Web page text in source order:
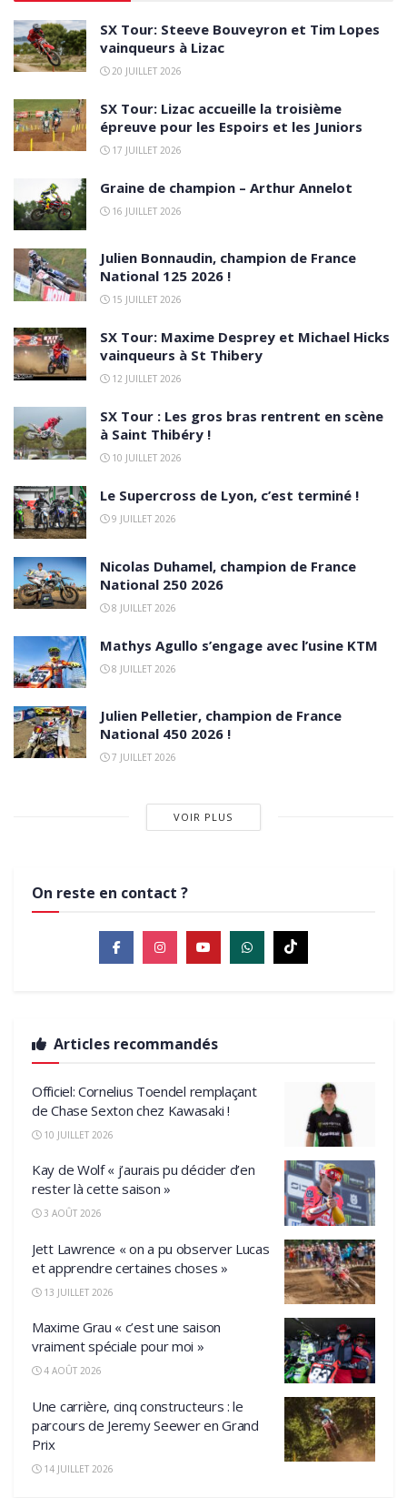
SX Tour: Steeve Bouveyron et Tim Lopes
vainqueurs à Lizac
20 JUILLET 2026
SX Tour: Lizac accueille la troisième
épreuve pour les Espoirs et les Juniors
17 JUILLET 2026
Graine de champion – Arthur Annelot
16 JUILLET 2026
Julien Bonnaudin, champion de France
National 125 2026 !
15 JUILLET 2026
SX Tour: Maxime Desprey et Michael Hicks
vainqueurs à St Thibery
12 JUILLET 2026
SX Tour : Les gros bras rentrent en scène
à Saint Thibéry !
10 JUILLET 2026
Le Supercross de Lyon, c’est terminé !
9 JUILLET 2026
Nicolas Duhamel, champion de France
National 250 2026
8 JUILLET 2026
Mathys Agullo s’engage avec l’usine KTM
8 JUILLET 2026
Julien Pelletier, champion de France
National 450 2026 !
7 JUILLET 2026
VOIR PLUS
On reste en contact ?
Articles recommandés
Officiel: Cornelius Toendel remplaçant
de Chase Sexton chez Kawasaki !
10 JUILLET 2026
Kay de Wolf « j’aurais pu décider d’en
rester là cette saison »
3 AOÛT 2026
Jett Lawrence « on a pu observer Lucas
et apprendre certaines choses »
13 JUILLET 2026
Maxime Grau « c’est une saison
vraiment spéciale pour moi »
4 AOÛT 2026
Une carrière, cinq constructeurs : le
parcours de Jeremy Seewer en Grand
Prix
14 JUILLET 2026